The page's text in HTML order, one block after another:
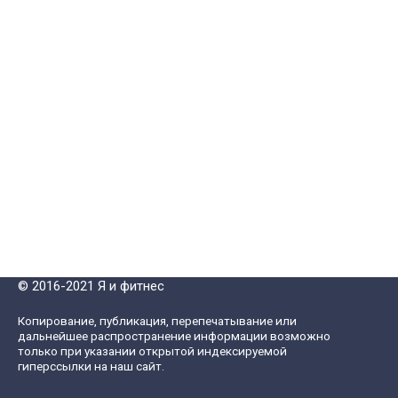
© 2016-2021 Я и фитнес
Копирование, публикация, перепечатывание или
дальнейшее распространение информации возможно
только при указании открытой индексируемой
гиперссылки на наш сайт.